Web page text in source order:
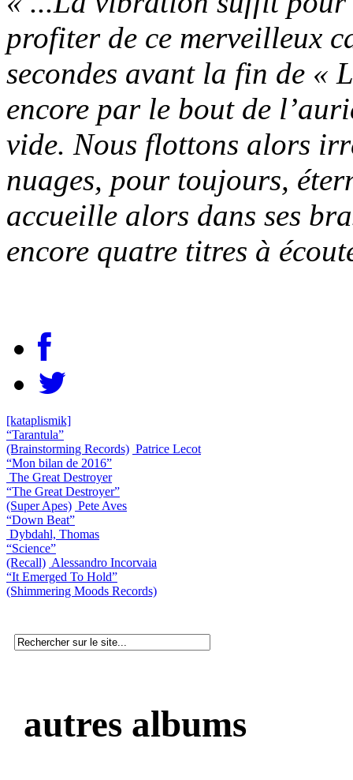
profiter de ce merveilleux
secondes avant la fin de «
encore par le bout de
vide. Nous flottons alors
nuages, pour toujours,
accueille alors dans ses
encore quatre titres à
[kataplismik]
“Tarantula”
(Brainstorming Records) Patrice Lecot
“Mon bilan de 2016”
The Great Destroyer
“The Great Destroyer”
(Super Apes) Pete Aves
“Down Beat”
Dybdahl, Thomas
“Science”
(Recall) Alessandro Incorvaia
“It Emerged To Hold”
(Shimmering Moods Records)
autres albums